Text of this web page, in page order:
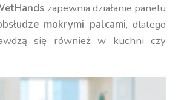
zapewnia działanie panelu
mokrymi palcami, dlatego
się również w kuchni czy